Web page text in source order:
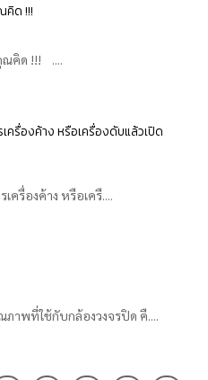
คิด !!!
คิด !!! ....
ครื่องค้าง หรือเครื่องดับแล้วเปิด
ครื่องค้าง หรือเครื....
ภาพที่ใช้กับกล้องวงจรปิด คื....